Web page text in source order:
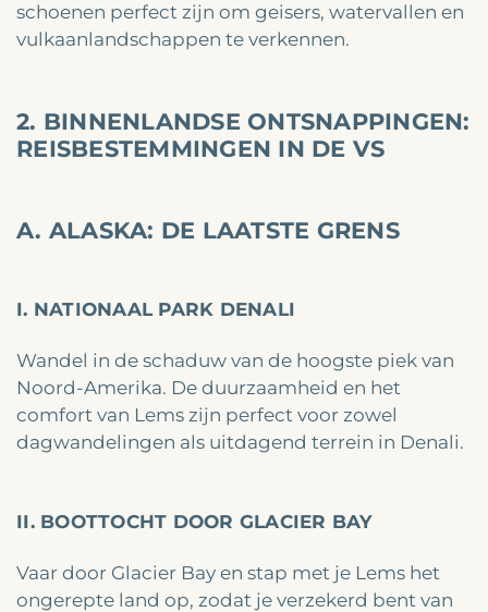
schoenen perfect zijn om geisers, watervallen en
vulkaanlandschappen te verkennen.
2. BINNENLANDSE ONTSNAPPINGEN:
REISBESTEMMINGEN IN DE VS
A. ALASKA: DE LAATSTE GRENS
I. NATIONAAL PARK DENALI
Wandel in de schaduw van de hoogste piek van
Noord-Amerika. De duurzaamheid en het
comfort van Lems zijn perfect voor zowel
dagwandelingen als uitdagend terrein in Denali.
II. BOOTTOCHT DOOR GLACIER BAY
Vaar door Glacier Bay en stap met je Lems het
ongerepte land op, zodat je verzekerd bent van